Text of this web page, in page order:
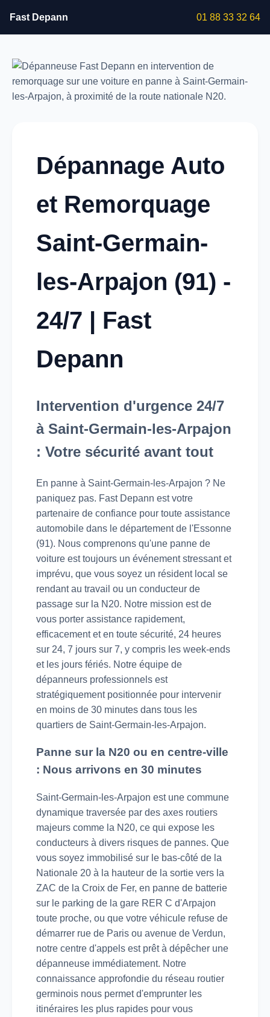
Fast Depann 01 88 33 32 64
Dépannage Auto
et Remorquage
Saint-Germain-
les-Arpajon (91) -
24/7 | Fast
Depann
Intervention d'urgence 24/7
à Saint-Germain-les-Arpajon
: Votre sécurité avant tout
En panne à Saint-Germain-les-Arpajon ? Ne
paniquez pas. Fast Depann est votre
partenaire de confiance pour toute assistance
automobile dans le département de l'Essonne
(91). Nous comprenons qu'une panne de
voiture est toujours un événement stressant et
imprévu, que vous soyez un résident local se
rendant au travail ou un conducteur de
passage sur la N20. Notre mission est de
vous porter assistance rapidement,
efficacement et en toute sécurité, 24 heures
sur 24, 7 jours sur 7, y compris les week-ends
et les jours fériés. Notre équipe de
dépanneurs professionnels est
stratégiquement positionnée pour intervenir
en moins de 30 minutes dans tous les
quartiers de Saint-Germain-les-Arpajon.
Panne sur la N20 ou en centre-ville
: Nous arrivons en 30 minutes
Saint-Germain-les-Arpajon est une commune
dynamique traversée par des axes routiers
majeurs comme la N20, ce qui expose les
conducteurs à divers risques de pannes. Que
vous soyez immobilisé sur le bas-côté de la
Nationale 20 à la hauteur de la sortie vers la
ZAC de la Croix de Fer, en panne de batterie
sur le parking de la gare RER C d'Arpajon
toute proche, ou que votre véhicule refuse de
démarrer rue de Paris ou avenue de Verdun,
notre centre d'appels est prêt à dépêcher une
dépanneuse immédiatement. Notre
connaissance approfondie du réseau routier
germinois nous permet d'emprunter les
itinéraires les plus rapides pour vous